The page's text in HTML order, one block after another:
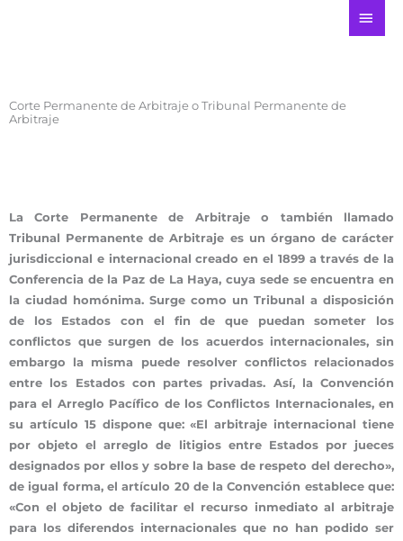
Corte Permanente de Arbitraje o Tribunal Permanente de
Arbitraje
La Corte Permanente de Arbitraje o también llamado
Tribunal Permanente de Arbitraje es un órgano de carácter
jurisdiccional e internacional creado en el 1899 a través de la
Conferencia de la Paz de La Haya, cuya sede se encuentra en
la ciudad homónima. Surge como un Tribunal a disposición
de los Estados con el fin de que puedan someter los
conflictos que surgen de los acuerdos internacionales, sin
embargo la misma puede resolver conflictos relacionados
entre los Estados con partes privadas. Así, la Convención
para el Arreglo Pacífico de los Conflictos Internacionales, en
su artículo 15 dispone que: «El arbitraje internacional tiene
por objeto el arreglo de litigios entre Estados por jueces
designados por ellos y sobre la base de respeto del derecho»,
de igual forma, el artículo 20 de la Convención establece que:
«Con el objeto de facilitar el recurso inmediato al arbitraje
para los diferendos internacionales que no han podido ser